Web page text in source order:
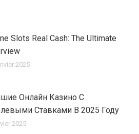
Slots Real Cash: The Ultimate
2025
Онлайн Казино С
Ставками В 2025 Году
2025